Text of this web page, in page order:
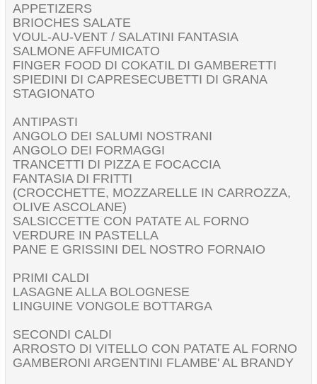
APPETIZERS
BRIOCHES SALATE
VOUL-AU-VENT / SALATINI FANTASIA
SALMONE AFFUMICATO
FINGER FOOD DI COKATIL DI GAMBERETTI
SPIEDINI DI CAPRESECUBETTI DI GRANA
STAGIONATO
ANTIPASTI
ANGOLO DEI SALUMI NOSTRANI
ANGOLO DEI FORMAGGI
TRANCETTI DI PIZZA E FOCACCIA
FANTASIA DI FRITTI
(CROCCHETTE, MOZZARELLE IN CARROZZA,
OLIVE ASCOLANE)
SALSICCETTE CON PATATE AL FORNO
VERDURE IN PASTELLA
PANE E GRISSINI DEL NOSTRO FORNAIO
PRIMI CALDI
LASAGNE ALLA BOLOGNESE
LINGUINE VONGOLE BOTTARGA
SECONDI CALDI
ARROSTO DI VITELLO CON PATATE AL FORNO
GAMBERONI ARGENTINI FLAMBE' AL BRANDY